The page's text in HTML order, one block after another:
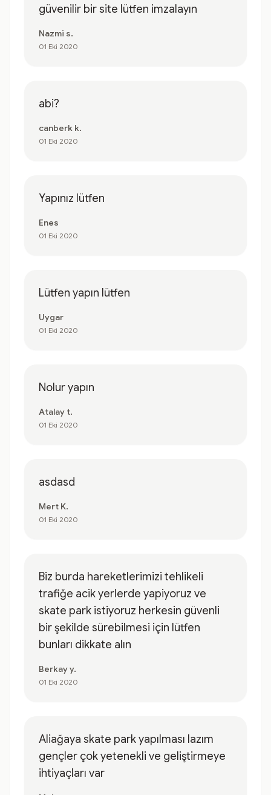
güvenilir bir site lütfen imzalayın
Nazmi s.
01 Eki 2020
abi?
canberk k.
01 Eki 2020
Yapınız lütfen
Enes
01 Eki 2020
Lütfen yapın lütfen
Uygar
01 Eki 2020
Nolur yapın
Atalay t.
01 Eki 2020
asdasd
Mert K.
01 Eki 2020
Biz burda hareketlerimizi tehlikeli
trafiğe acik yerlerde yapiyoruz ve
skate park istiyoruz herkesin güvenli
bir şekilde sürebilmesi için lütfen
bunları dikkate alın
Berkay y.
01 Eki 2020
Aliağaya skate park yapılması lazım
gençler çok yetenekli ve geliştirmeye
ihtiyaçları var